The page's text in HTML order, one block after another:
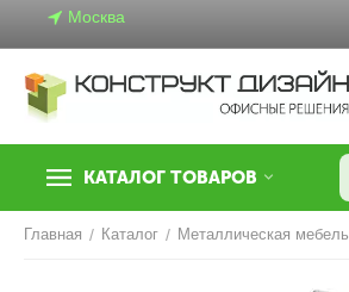
Москва
КАТАЛОГ ТОВАРОВ
Главная / Каталог / Металлическая мебель